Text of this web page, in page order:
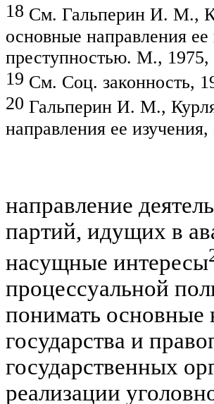
18 См. Гальперин И. М.,
основные направления ее
преступностью. М., 1975,
19 См. Соц. законность,
20 Гальперин И. М.,
направления ее изучения,
направление
партий, идущих в
насущные интересы
процессуальной
понимать основные
государства и
государственных
реализации